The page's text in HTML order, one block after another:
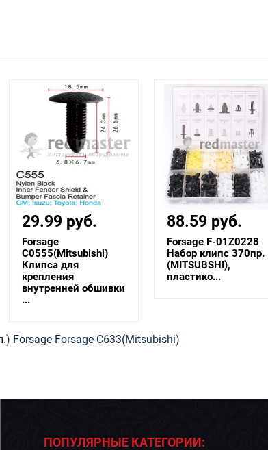
29.99 руб.
Forsage
C0555(Mitsubishi)
Клипса для
крепления
внутренней обшивки
...
88.59 руб.
Forsage F-01Z0228
Набор клипс 370пр.
(MITSUBSHI),
пластико...
Forsage Forsage-C633(Mitsubishi)
ПОПУЛЯРНЫЕ КАТЕГОРИИ: